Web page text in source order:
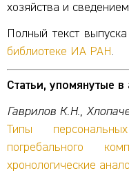
хозяйства и
Полный текст
библиотеке ИА РАН .
Статьи, упомянутые в
Гаврилов К.Н.,
Типы
погребального
хронологические